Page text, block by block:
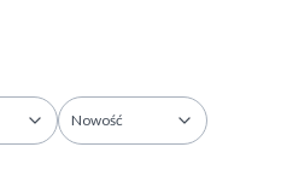
Nowość